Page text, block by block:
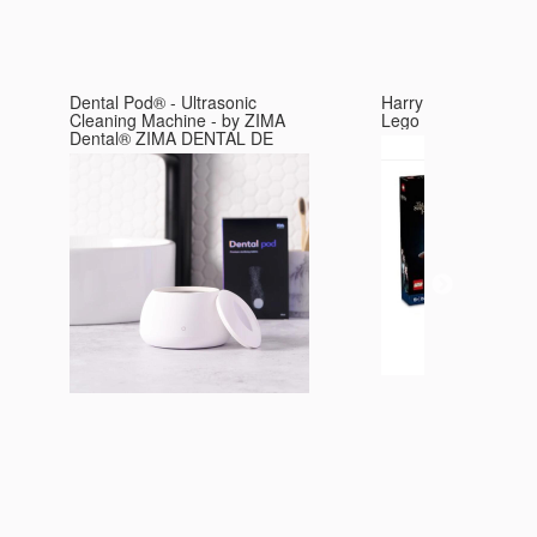
Dental Pod® - Ultrasonic
Cleaning Machine - by ZIMA
Dental® ZIMA DENTAL DE
Harry Potter sword
Lego